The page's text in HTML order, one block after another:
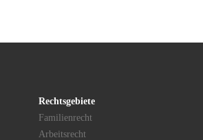
Rechtsgebiete
Familienrecht
Arbeitsrecht